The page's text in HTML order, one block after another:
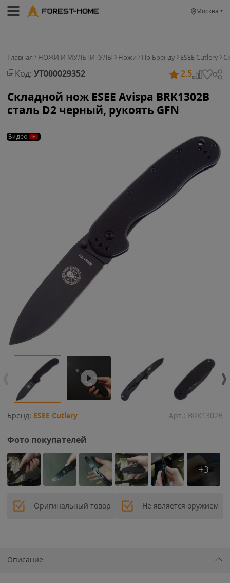
Москва
Главная НОЖИ И МУЛЬТИТУЛЫ Ножи По Бренду ESEE Cutlery
Код: УТ000029352 2.5
Складной нож ESEE Avispa BRK1302B
cталь D2 черный, рукоять GFN
Видео
Бренд: ESEE Cutlery Арт.: BRK1302B
Фото покупателей
+3
Оригинальный товар Не является оружием
Описание